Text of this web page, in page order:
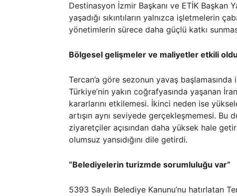
Destinasyon İzmir Başkanı ve ETİK Başkan
yaşadığı sıkıntıların yalnızca işletmelerin
yönetimlerin sürece daha güçlü katkı
Bölgesel gelişmeler ve maliyetler etkili oldu
Tercan’a göre sezonun yavaş
Türkiye’nin yakın coğrafyasında yaşanan
kararlarını etkilemesi. İkinci neden ise
artışın aynı seviyede gerçekleşmemesi. Bu
ziyaretçiler açısından daha yüksek hale
olumsuz yansıdığını dile getirdi.
“Belediyelerin turizmde sorumluluğu var”
5393 Sayılı Belediye Kanunu’nu hatırlatan